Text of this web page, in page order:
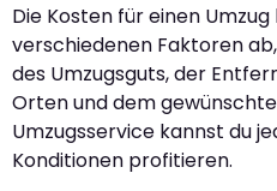
Die Kosten für einen
verschiedenen Faktoren
des Umzugsguts, der
Orten und dem
Umzugsservice kannst du
Konditionen profitieren.